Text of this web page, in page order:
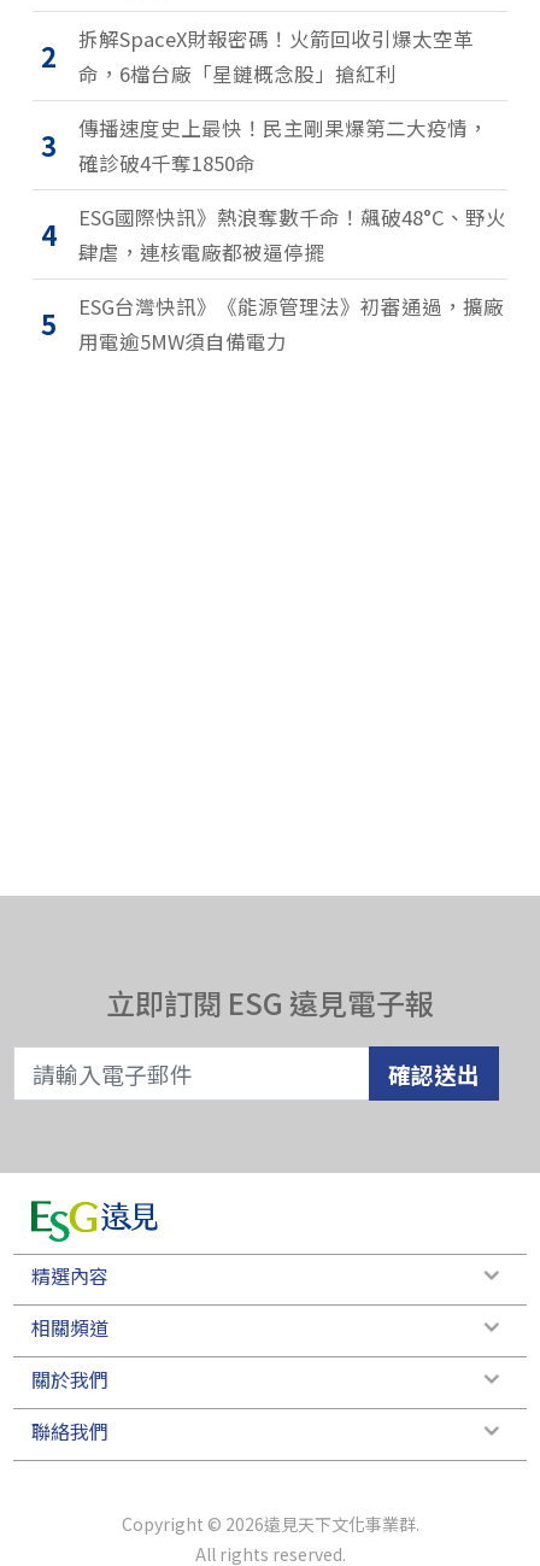
2
拆解SpaceX財報密碼！火箭回收引爆太空革
命，6檔台廠「星鏈概念股」搶紅利
3
傳播速度史上最快！民主剛果爆第二大疫情，
確診破4千奪1850命
4
ESG國際快訊》熱浪奪數千命！飆破48°C、野火
肆虐，連核電廠都被逼停擺
5
ESG台灣快訊》《能源管理法》初審通過，擴廠
用電逾5MW須自備電力
立即訂閱 ESG 遠見電子報
確認送出
精選內容
相關頻道
關於我們
聯絡我們
Copyright © 2026遠見天下文化事業群.
All rights reserved.